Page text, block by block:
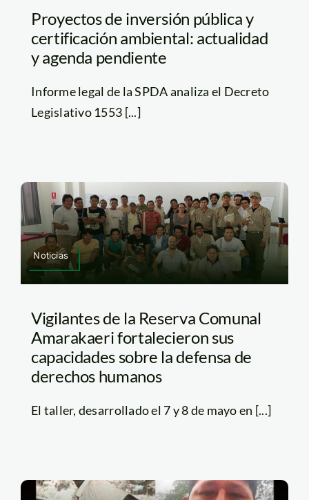
Proyectos de inversión pública y
certificación ambiental: actualidad
y agenda pendiente
Informe legal de la SPDA analiza el Decreto
Legislativo 1553 [...]
Noticias
Vigilantes de la Reserva Comunal
Amarakaeri fortalecieron sus
capacidades sobre la defensa de
derechos humanos
El taller, desarrollado el 7 y 8 de mayo en [...]